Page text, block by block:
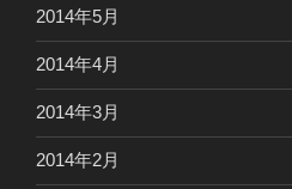
2014年5月
2014年4月
2014年3月
2014年2月